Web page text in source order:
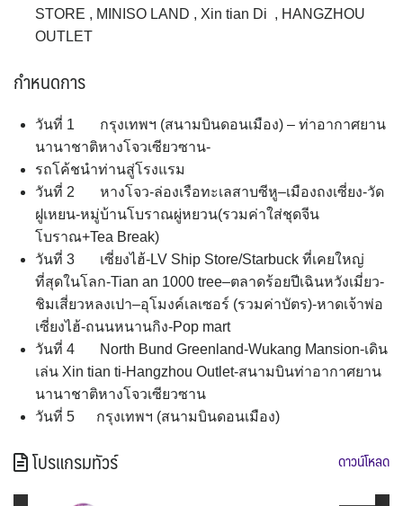
STORE , MINISO LAND , Xin tian Di , HANGZHOU
OUTLET
กำหนดการ
วันที่ 1 กรุงเทพฯ (สนามบินดอนเมือง) – ท่าอากาศยาน
นานาชาติหางโจวเซียวซาน-
รถโค้ชนำท่านสู่โรงแรม
วันที่ 2 หางโจว-ล่องเรือทะเลสาบซีหู–เมืองถงเซี่ยง-วัด
ฝูเหยน-หมู่บ้านโบราณผู่หยวน(รวมค่าใส่ชุดจีน
โบราณ+Tea Break)
วันที่ 3 เซี่ยงไฮ้-LV Ship Store/Starbuck ที่เคยใหญ่
ที่สุดในโลก-Tian an 1000 tree–ตลาดร้อยปีเฉินหวังเมี่ยว-
ชิมเสี่ยวหลงเปา–อุโมงค์เลเซอร์ (รวมค่าบัตร)-หาดเจ้าพ่อ
เซี่ยงไฮ้-ถนนหนานกิง-Pop mart
วันที่ 4 North Bund Greenland-Wukang Mansion-เดิน
เล่น Xin tian ti-Hangzhou Outlet-สนามบินท่าอากาศยาน
นานาชาติหางโจวเซียวซาน
วันที่ 5 กรุงเทพฯ (สนามบินดอนเมือง)
โปรแกรมทัวร์ ดาวน์โหลด